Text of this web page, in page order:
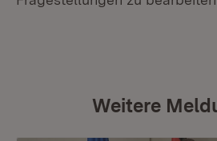
Weitere